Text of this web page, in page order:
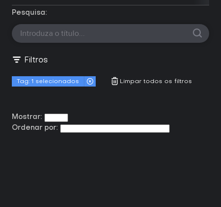
Pesquisa:
Filtros
Tag: 1 selecionados Limpar todos os filtros
Ordenar por:
Mostrar: